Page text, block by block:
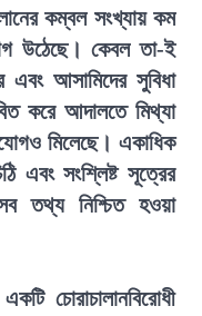
কম্বল সংখ্যায় কম
উঠেছে। কেবল তা-ই
আসামিদের সুবিধা
করে আদালতে মিথ্যা
মিলেছে। একাধিক
এবং সংশ্লিষ্ট সূত্রের
তথ্য নিশ্চিত হওয়া
চোরাচালানবিরোধী